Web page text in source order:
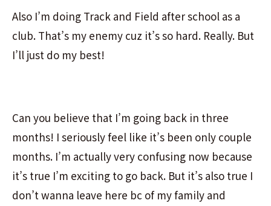
Also I’m doing Track and Field after school as a
club. That’s my enemy cuz it’s so hard. Really. But
I’ll just do my best!
Can you believe that I’m going back in three
months! I seriously feel like it’s been only couple
months. I’m actually very confusing now because
it’s true I’m exciting to go back. But it’s also true I
don’t wanna leave here bc of my family and